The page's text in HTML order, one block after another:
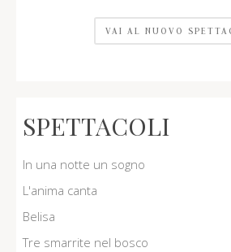
VAI AL NUOVO
SPETTACOLI
In una notte un sogno
L'anima canta
Belisa
Tre smarrite nel bosco